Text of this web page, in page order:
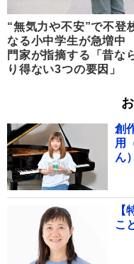
“無気力や不安”で不登
なる小中学生が急増
門家が指摘する「昔な
り得ない3つの要因」
創
用
ん
こ